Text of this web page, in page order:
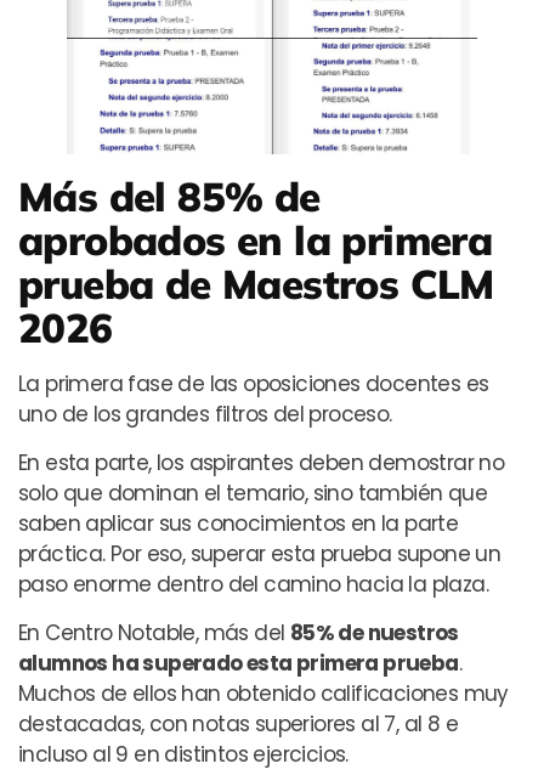
Más del 85% de
aprobados en la primera
prueba de Maestros CLM
2026
La primera fase de las oposiciones docentes es
uno de los grandes filtros del proceso.
En esta parte, los aspirantes deben demostrar no
solo que dominan el temario, sino también que
saben aplicar sus conocimientos en la parte
práctica. Por eso, superar esta prueba supone un
paso enorme dentro del camino hacia la plaza.
En Centro Notable, más del 85% de nuestros
alumnos ha superado esta primera prueba.
Muchos de ellos han obtenido calificaciones muy
destacadas, con notas superiores al 7, al 8 e
incluso al 9 en distintos ejercicios.